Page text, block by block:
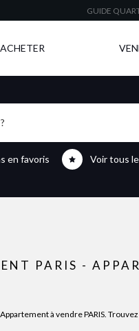
GUIDE
ACHETER
en favoris Voir tous
PARIS -
à vendre PARIS.